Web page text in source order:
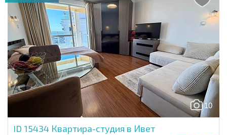
10
ID 15434 Квартира-студия в Ивет